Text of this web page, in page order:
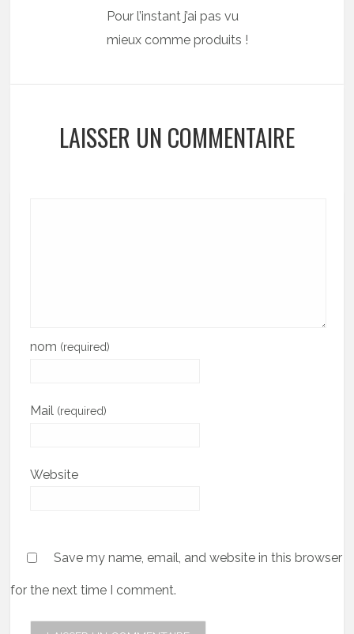
Pour l’instant j’ai pas vu
mieux comme produits !
LAISSER UN COMMENTAIRE
nom (required)
Mail (required)
Website
Save my name, email, and website in this browser
for the next time I comment.